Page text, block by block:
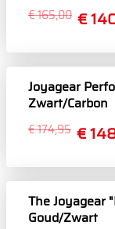
€
€ 165,00
Joyagear
Zwart/Carbon
€
€ 174,95
The Joyagear
Goud/Zwart